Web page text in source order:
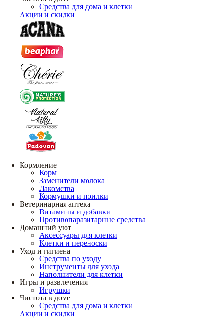
Средства для дома и клетки
Акции и скидки
Кормление
Корм
Заменители молока
Лакомства
Кормушки и поилки
Ветеринарная аптека
Витамины и добавки
Противопаразитарные средства
Домашний уют
Аксессуары для клетки
Клетки и переноски
Уход и гигиена
Средства по уходу
Инструменты для ухода
Наполнители для клетки
Игры и развлечения
Игрушки
Чистота в доме
Средства для дома и клетки
Акции и скидки